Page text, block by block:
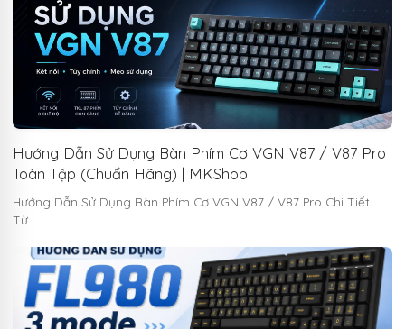
Hướng Dẫn Sử Dụng Bàn Phím Cơ VGN V87 / V87 Pro
Toàn Tập (Chuẩn Hãng) | MKShop
Hướng Dẫn Sử Dụng Bàn Phím Cơ VGN V87 / V87 Pro Chi Tiết
Từ…